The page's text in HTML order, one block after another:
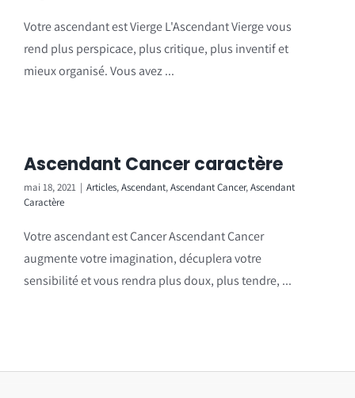
Votre ascendant est Vierge L'Ascendant Vierge vous
rend plus perspicace, plus critique, plus inventif et
mieux organisé. Vous avez ...
Ascendant Cancer caractère
mai 18, 2021 | Articles,Ascendant,Ascendant Cancer,Ascendant
Caractère
Votre ascendant est Cancer Ascendant Cancer
augmente votre imagination, décuplera votre
sensibilité et vous rendra plus doux, plus tendre, ...